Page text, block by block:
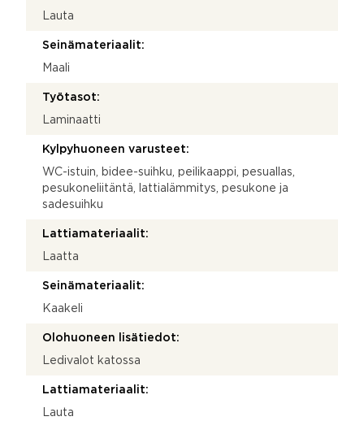
Lauta
Seinämateriaalit:
Maali
Työtasot:
Laminaatti
Kylpyhuoneen varusteet:
WC-istuin, bidee-suihku, peilikaappi, pesuallas,
pesukoneliitäntä, lattialämmitys, pesukone ja
sadesuihku
Lattiamateriaalit:
Laatta
Seinämateriaalit:
Kaakeli
Olohuoneen lisätiedot:
Ledivalot katossa
Lattiamateriaalit:
Lauta